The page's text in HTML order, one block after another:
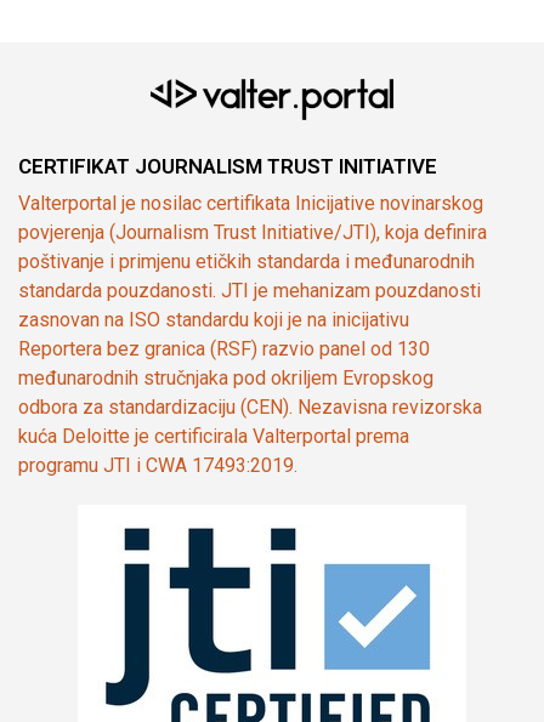
CERTIFIKAT JOURNALISM TRUST INITIATIVE
Valterportal je nosilac certifikata Inicijative novinarskog
povjerenja (Journalism Trust Initiative/JTI), koja definira
poštivanje i primjenu etičkih standarda i međunarodnih
standarda pouzdanosti. JTI je mehanizam pouzdanosti
zasnovan na ISO standardu koji je na inicijativu
Reportera bez granica (RSF) razvio panel od 130
međunarodnih stručnjaka pod okriljem Evropskog
odbora za standardizaciju (CEN). Nezavisna revizorska
kuća Deloitte je certificirala Valterportal prema
programu JTI i CWA 17493:2019.